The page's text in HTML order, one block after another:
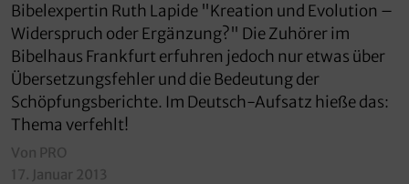
Bibelexpertin Ruth Lapide "Kreation und Evolution –
Widerspruch oder Ergänzung?" Die Zuhörer im
Bibelhaus Frankfurt erfuhren jedoch nur etwas über
Übersetzungsfehler und die Bedeutung der
Schöpfungsberichte. Im Deutsch-Aufsatz hieße das:
Thema verfehlt!
Von PRO
17. Januar 2013